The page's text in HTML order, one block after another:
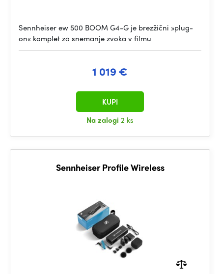
Sennheiser ew 500 BOOM G4-G je brezžični »plug-
on« komplet za snemanje zvoka v filmu
1 019 €
Na zalogi 2 ks
KUPI
Sennheiser Profile Wireless